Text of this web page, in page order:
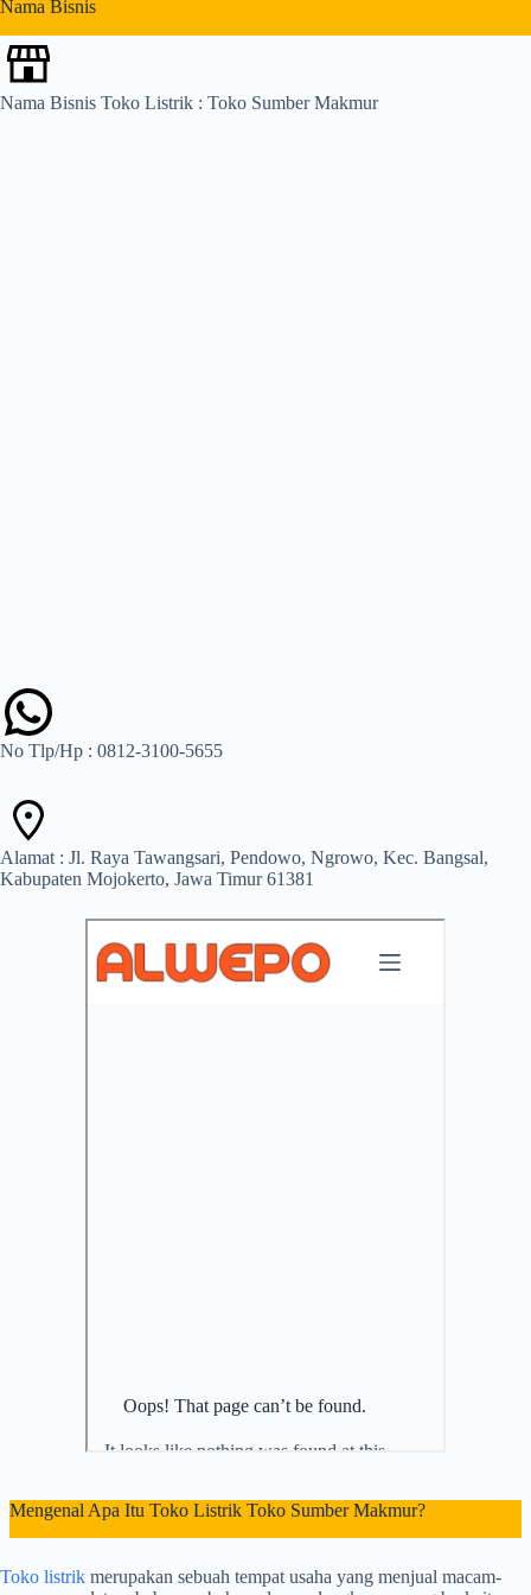
s
Nama Bisnis
Nama Bisnis Toko Listrik : Toko Sumber Makmur
No Tlp/Hp : 0812-3100-5655
Alamat : Jl. Raya Tawangsari, Pendowo, Ngrowo, Kec. Bangsal,
Kabupaten Mojokerto, Jawa Timur 61381
Mengenal Apa Itu Toko Listrik Toko Sumber Makmur?
Toko listrik merupakan sebuah tempat usaha yang menjual macam-